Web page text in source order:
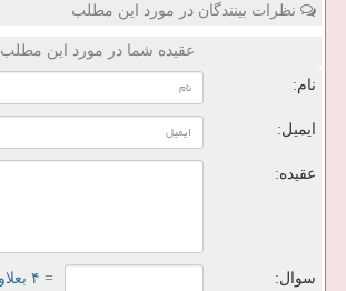
نظرات بینندگان در مورد این مطلب
عقیده شما در مورد این مطلب
نام:
ایمیل:
عقیده:
سوال: = ۴ بعلاوه ۱